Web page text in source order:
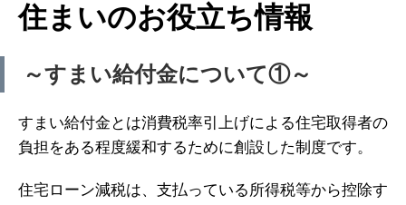
住まいのお役立ち情報
～すまい給付金について①～
すまい給付金とは消費税率引上げによる住宅取得者の
負担をある程度緩和するために創設した制度です。
住宅ローン減税は、支払っている所得税等から控除す